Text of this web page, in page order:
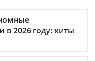
в 2026 году: хиты